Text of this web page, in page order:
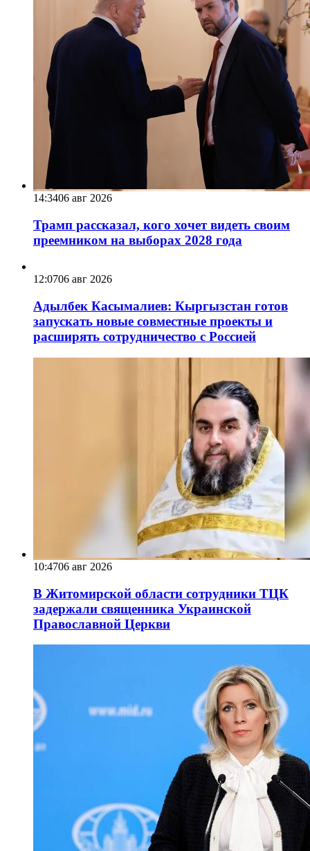
14:3406 авг 2026
Трамп рассказал, кого хочет видеть своим
преемником на выборах 2028 года
12:0706 авг 2026
Адылбек Касымалиев: Кыргызстан готов
запускать новые совместные проекты и
расширять сотрудничество с Россией
10:4706 авг 2026
В Житомирской области сотрудники ТЦК
задержали священника Украинской
Православной Церкви